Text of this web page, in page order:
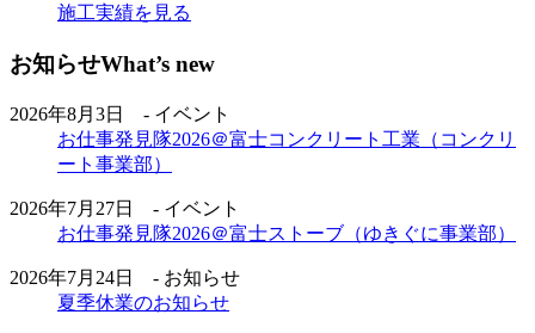
施工実績を見る
お知らせWhat’s new
2026年8月3日 - イベント
お仕事発見隊2026＠富士コンクリート工業（コンクリ
ート事業部）
2026年7月27日 - イベント
お仕事発見隊2026＠富士ストーブ（ゆきぐに事業部）
2026年7月24日 - お知らせ
夏季休業のお知らせ